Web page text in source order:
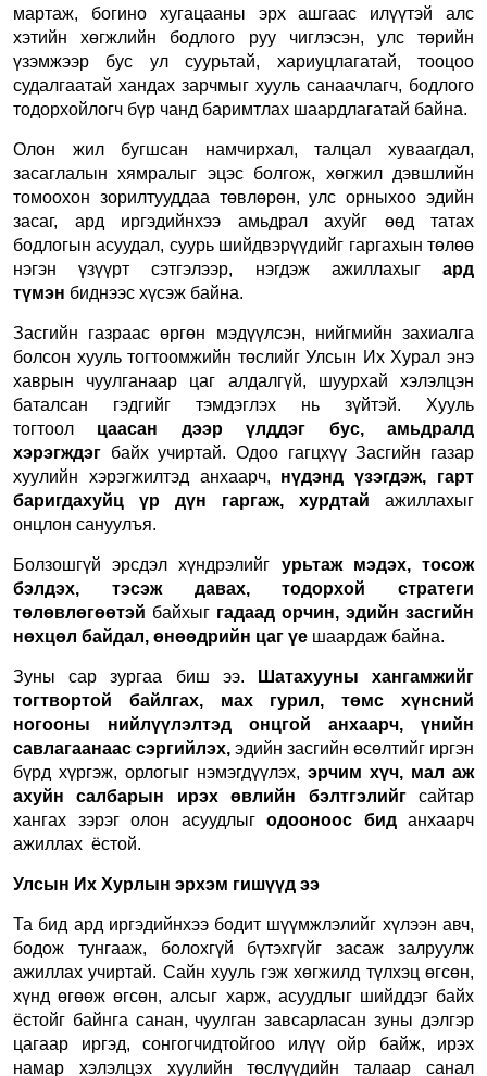
мартаж, богино хугацааны эрх ашгаас илүүтэй алс
хэтийн хөгжлийн бодлого руу чиглэсэн, улс төрийн
үзэмжээр бус ул суурьтай, хариуцлагатай, тооцоо
судалгаатай хандах зарчмыг хууль санаачлагч, бодлого
тодорхойлогч бүр чанд баримтлах шаардлагатай байна.
Олон жил бугшсан намчирхал, талцал хуваагдал,
засаглалын хямралыг эцэс болгож, хөгжил дэвшлийн
томоохон зорилтууддаа төвлөрөн, улс орныхоо эдийн
засаг, ард иргэдийнхээ амьдрал ахуйг өөд татах
бодлогын асуудал, суурь шийдвэрүүдийг гаргахын төлөө
нэгэн үзүүрт сэтгэлээр, нэгдэж ажиллахыг ард
түмэн биднээс хүсэж байна.
Засгийн газраас өргөн мэдүүлсэн, нийгмийн захиалга
болсон хууль тогтоомжийн төслийг Улсын Их Хурал энэ
хаврын чуулганаар цаг алдалгүй, шуурхай хэлэлцэн
баталсан гэдгийг тэмдэглэх нь зүйтэй. Хууль
тогтоол цаасан дээр үлддэг бус, амьдралд
хэрэгждэг байх учиртай. Одоо гагцхүү Засгийн газар
хуулийн хэрэгжилтэд анхаарч, нүдэнд үзэгдэж, гарт
баригдахуйц үр дүн гаргаж, хурдтай ажиллахыг
онцлон сануулъя.
Болзошгүй эрсдэл хүндрэлийг урьтаж мэдэх, тосож
бэлдэх, тэсэж давах, тодорхой стратеги
төлөвлөгөөтэй байхыг гадаад орчин, эдийн засгийн
нөхцөл байдал, өнөөдрийн цаг үе шаардаж байна.
Зуны сар зургаа биш ээ.
Шатахууны хангамжийг
тогтвортой байлгах, мах гурил, төмс хүнсний
ногооны нийлүүлэлтэд онцгой анхаарч, үнийн
савлагаанаас сэргийлэх, эдийн засгийн өсөлтийг иргэн
бүрд хүргэж, орлогыг нэмэгдүүлэх, эрчим хүч, мал аж
ахуйн салбарын ирэх өвлийн бэлтгэлийг сайтар
хангах зэрэг олон асуудлыг одооноос бид
анхаарч
ажиллах ёстой.
Улсын Их Хурлын эрхэм гишүүд ээ
Та бид ард иргэдийнхээ бодит шүүмжлэлийг хүлээн авч,
бодож тунгааж, болохгүй бүтэхгүйг засаж залруулж
ажиллах учиртай. Сайн хууль гэж хөгжилд түлхэц өгсөн,
хүнд өгөөж өгсөн, алсыг харж, асуудлыг шийддэг байх
ёстойг байнга санан, чуулган завсарласан зуны дэлгэр
цагаар иргэд, сонгогчидтойгоо илүү ойр байж, ирэх
намар хэлэлцэх хуулийн төслүүдийн талаар санал